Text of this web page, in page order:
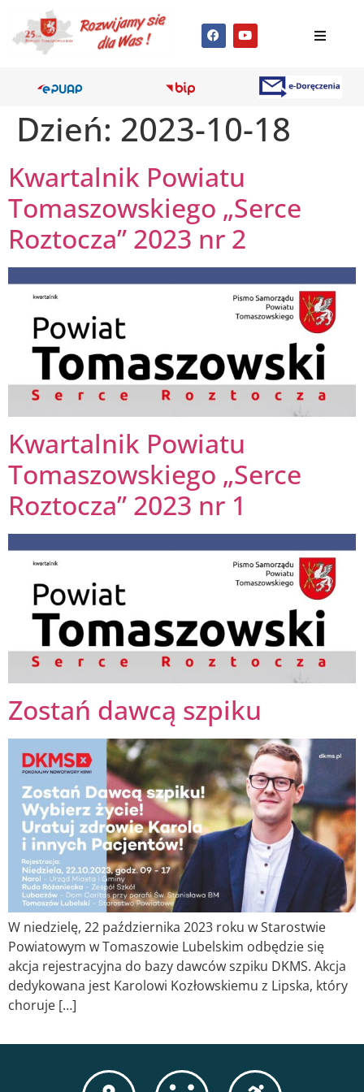
Dzień: 2023-10-18
Kwartalnik Powiatu
Tomaszowskiego „Serce
Roztocza” 2023 nr 2
Kwartalnik Powiatu
Tomaszowskiego „Serce
Roztocza” 2023 nr 1
Zostań dawcą szpiku
W niedzielę, 22 października 2023 roku w Starostwie
Powiatowym w Tomaszowie Lubelskim odbędzie się
akcja rejestracyjna do bazy dawców szpiku DKMS. Akcja
dedykowana jest Karolowi Kozłowskiemu z Lipska, który
choruje […]